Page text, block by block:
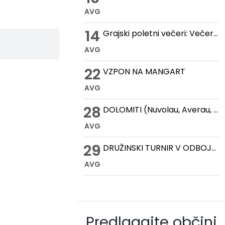
AVG
14
AVG
Grajski poletni večeri: Večer romantike na Gradu Žovnek
22
AVG
VZPON NA MANGART
28
AVG
DOLOMITI (Nuvolau, Averau, Cinque Torri, Lago Federa)
29
AVG
DRUŽINSKI TURNIR V ODBOJKI NA MIVKI